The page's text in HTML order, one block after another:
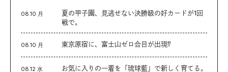
08.10 月
夏の甲子園、見逃せない決勝級の好カードが1回
戦で。
08.10 月 東京原宿に、富士山ゼロ合目が出現⁉︎
08.12 水 お気に入りの一着を「琉球藍」で新しく育てる。